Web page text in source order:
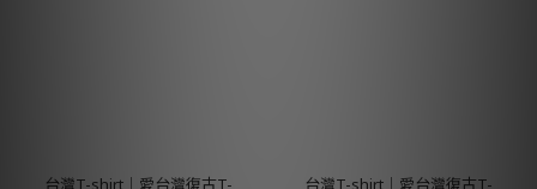
台灣T-shirt│愛台灣復古T-
台灣T-shirt│愛台灣復古T-